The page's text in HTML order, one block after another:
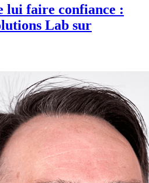
lui faire confiance :
Lab sur